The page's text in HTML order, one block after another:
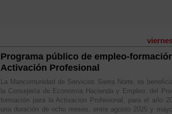
Programa público de empleo-
Activación Profesional
La Mancomunidad de Servicios Sierra Norte, es
la Consejería de Economía Hacienda y Empleo, del
formación para la Activación Profesional, para el año
una duración de ocho meses, entre agosto 2025 y